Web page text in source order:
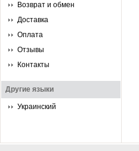
Возврат и обмен
Доставка
Оплата
Отзывы
Контакты
Другие языки
Украинский